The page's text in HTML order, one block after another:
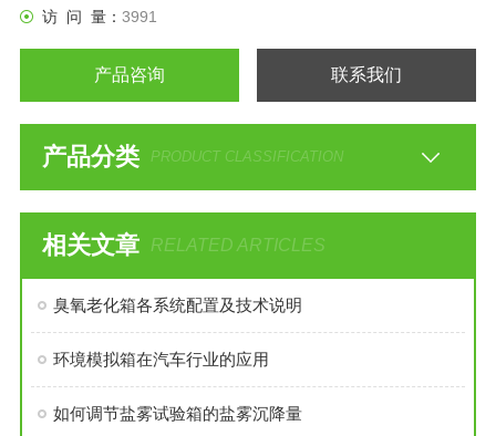
访 问 量： 3991
产品咨询 联系我们
产品分类 PRODUCT CLASSIFICATION
相关文章 RELATED ARTICLES
臭氧老化箱各系统配置及技术说明
环境模拟箱在汽车行业的应用
如何调节盐雾试验箱的盐雾沉降量